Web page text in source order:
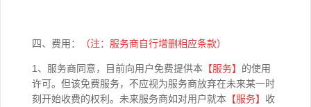
四、费用： （注：服务商自行增删相应条款）
1、服务商同意，目前向用户免费提供本 【服务】 的使用
许可。但该免费服务，不应视为服务商放弃在未来某一时
刻开始收费的权利。未来服务商如对用户就本 【服务】 收